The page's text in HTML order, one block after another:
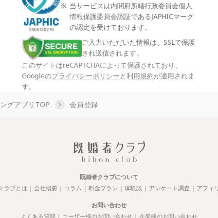
当サービスは内閣府所轄行政委員会個人
情報保護委員会認証であるJAPHICマーク
の認定を受けております。
ご入力いただいた情報は、SSLで保護
され送信されます。
このサイトはreCAPTCHAによって保護されており、
Googleのプライバシーポリシーと利用規約が適用されま
す。
グアプリTOP
会員登録
既婚者クラブについて
ラブとは
会社概要 コラム 料金プラン 体験談 アンケート調査 アフィ
お問い合わせ
よくある質問
ユーザー様のお問い合わせ 企業様のお問い合わせ